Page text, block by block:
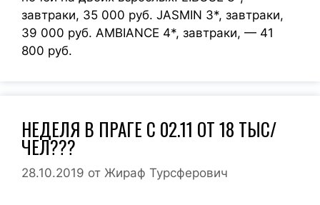
завтраки, 35 000 руб. JASMIN 3*, завтраки,
39 000 руб. AMBIANCE 4*, завтраки, — 41
800 руб.
НЕДЕЛЯ В ПРАГЕ С 02.11 ОТ 18 ТЫС/
ЧЕЛ???
28.10.2019 от Жираф Турсферович